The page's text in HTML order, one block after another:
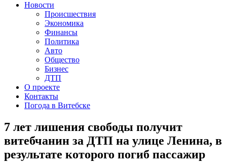
Новости
Происшествия
Экономика
Финансы
Политика
Авто
Общество
Бизнес
ДТП
О проекте
Контакты
Погода в Витебске
7 лет лишения свободы получит
витебчанин за ДТП на улице Ленина, в
результате которого погиб пассажир